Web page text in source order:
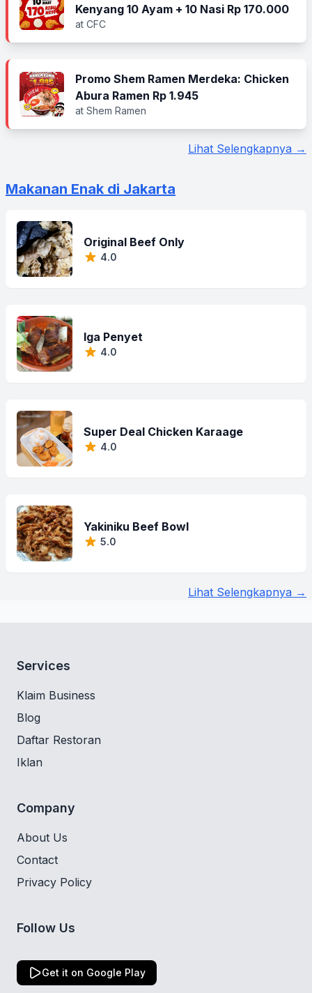
Kenyang 10 Ayam + 10 Nasi Rp 170.000
at CFC
Promo Shem Ramen Merdeka: Chicken
Abura Ramen Rp 1.945
at Shem Ramen
Lihat Selengkapnya →
Makanan Enak di Jakarta
Original Beef Only
4.0
Iga Penyet
4.0
Super Deal Chicken Karaage
4.0
Yakiniku Beef Bowl
5.0
Lihat Selengkapnya →
Services
Klaim Business
Blog
Daftar Restoran
Iklan
Company
About Us
Contact
Privacy Policy
Follow Us
Get it on Google Play